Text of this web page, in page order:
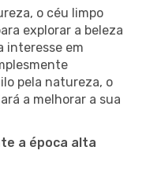
o céu limpo
explorar a beleza
interesse em
pela natureza, o
a melhorar a sua
a época alta